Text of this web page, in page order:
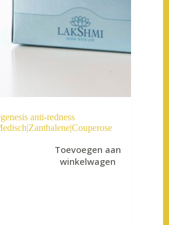
anti-redness
Toevoegen aan
winkelwagen